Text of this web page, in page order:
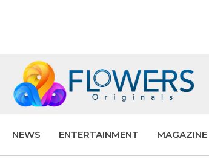
NEWS ENTERTAINMENT MAGAZINE